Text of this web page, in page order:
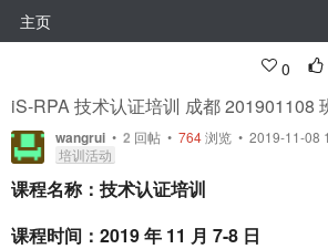
主页
0
iS-RPA 技术认证培训 成都 201901108
wangrui • 2 回帖 • 764浏览 • 2019-11-08
培训活动
课程名称：技术认证培训
课程时间：2019 年 11 月 7-8 日